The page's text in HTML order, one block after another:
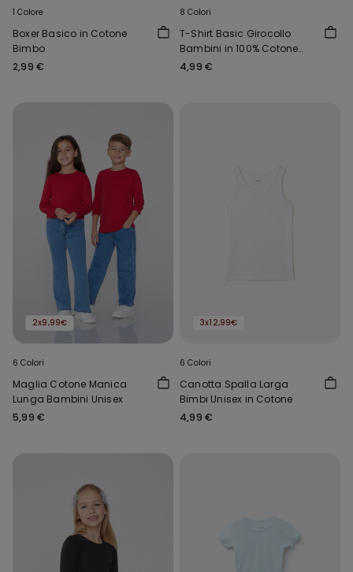
1 Colore
Boxer Basico in Cotone
Bimbo
2,99 €
8 Colori
T-Shirt Basic Girocollo
Bambini in 100% Cotone
Unisex
4,99 €
2x9,99€
6 Colori
Maglia Cotone Manica
Lunga Bambini Unisex
5,99 €
3x12,99€
6 Colori
Canotta Spalla Larga
Bimbi Unisex in Cotone
4,99 €